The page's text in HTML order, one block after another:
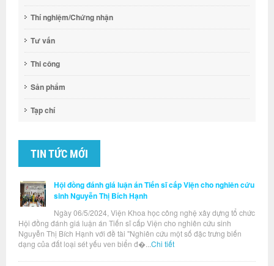
Thí nghiệm/Chứng nhận
Tư vấn
Thi công
Sản phẩm
Tạp chí
TIN TỨC MỚI
Hội đồng đánh giá luận án Tiến sĩ cấp Viện cho nghiên cứu
sinh Nguyễn Thị Bích Hạnh
Ngày 06/5/2024, Viện Khoa học công nghệ xây dựng tổ chức
Hội đồng đánh giá luận án Tiến sĩ cấp Viện cho nghiên cứu sinh
Nguyễn Thị Bích Hạnh với đề tài "Nghiên cứu một số đặc trưng biến
dạng của đất loại sét yếu ven biển đ�... Chi tiết